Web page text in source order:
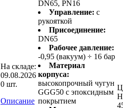
На складе:
09.08.2026
0 шт.
Описание
DN65, PN16
Управление: с
рукояткой
Присоединение:
DN65
Рабочее давление:
-0,95 (вакуум) ÷ 16 бар
Материал
корпуса:
высокопрочный чугун
GGG50 с эпоксидным
покрытием